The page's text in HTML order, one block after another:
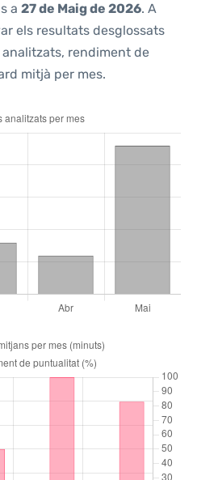
a 27 de Maig de 2026. A
els resultats desglossats
rendiment de
mitjà per mes.